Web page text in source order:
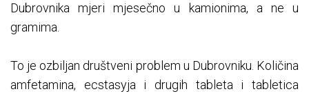
Dubrovnika mjeri mjesečno u kamionima, a ne u
gramima.
To je ozbiljan društveni problem u Dubrovniku. Količina
amfetamina, ecstasyja i drugih tableta i tabletica